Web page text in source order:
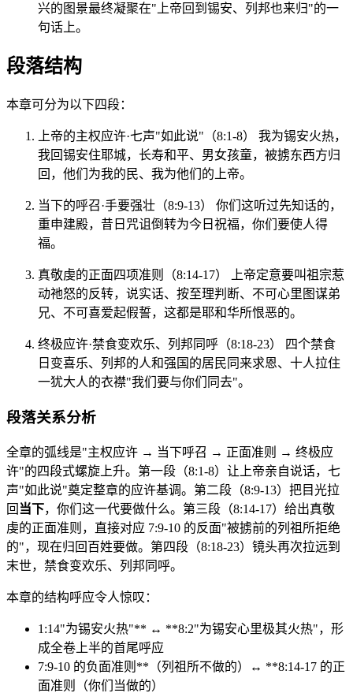
兴的图景最终凝聚在"上帝回到锡安、列邦也来归"的一
句话上。
段落结构
本章可分为以下四段：
上帝的主权应许·七声"如此说"（8:1-8） 我为锡安火热，
我回锡安住耶城，长寿和平、男女孩童，被掳东西方归
回，他们为我的民、我为他们的上帝。
当下的呼召·手要强壮（8:9-13） 你们这听过先知话的，
重申建殿，昔日咒诅倒转为今日祝福，你们要使人得
福。
真敬虔的正面四项准则（8:14-17） 上帝定意要叫祖宗惹
动祂怒的反转，说实话、按至理判断、不可心里图谋弟
兄、不可喜爱起假誓，这都是耶和华所恨恶的。
终极应许·禁食变欢乐、列邦同呼（8:18-23） 四个禁食
日变喜乐、列邦的人和强国的居民同来求恩、十人拉住
一犹大人的衣襟"我们要与你们同去"。
段落关系分析
全章的弧线是"主权应许 → 当下呼召 → 正面准则 → 终极应
许"的四段式螺旋上升。第一段（8:1-8）让上帝亲自说话，七
声"如此说"奠定整章的应许基调。第二段（8:9-13）把目光拉
回 当下，你们这一代要做什么。第三段（8:14-17）给出真敬
虔的正面准则，直接对应 7:9-10 的反面"被掳前的列祖所拒绝
的"，现在归回百姓要做。第四段（8:18-23）镜头再次拉远到
末世，禁食变欢乐、列邦同呼。
本章的结构呼应令人惊叹：
1:14"为锡安火热"** ↔ **8:2"为锡安心里极其火热"，形
成全卷上半的首尾呼应
7:9-10 的负面准则**（列祖所不做的）↔ **8:14-17 的正
面准则（你们当做的）